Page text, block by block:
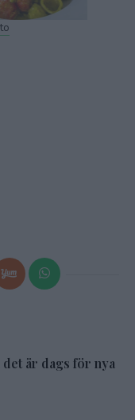
är dags för nya